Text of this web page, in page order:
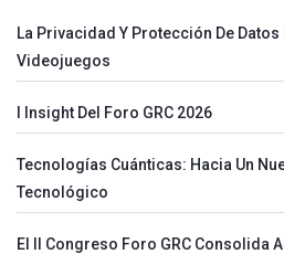
La Privacidad Y Protección De Datos
Videojuegos
I Insight Del Foro GRC 2026
Tecnologías Cuánticas: Hacia Un
Tecnológico
El II Congreso Foro GRC Consolida